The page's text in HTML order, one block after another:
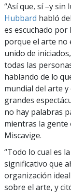
“Así que, sí –y
Hubbard habló
es escuchado
porque el arte no
unido de
todas las
hablando de lo
mundial del arte
grandes
no hay palabras
mientras la gente
Miscavige.
“Todo lo cual es
significativo que
organización
sobre el arte, y